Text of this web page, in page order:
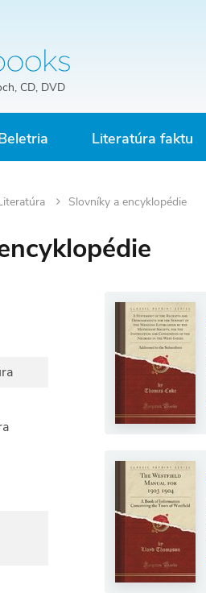
CD, DVD
Literatúra faktu
Slovníky a encyklopédie